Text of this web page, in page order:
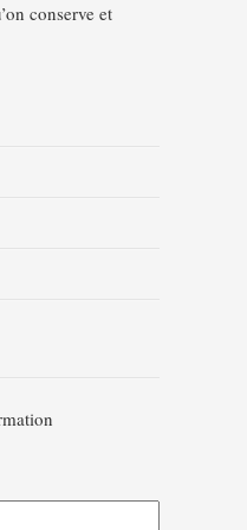
conserve et